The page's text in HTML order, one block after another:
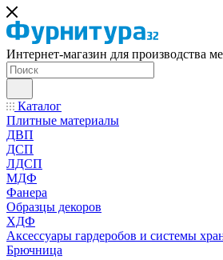
Интернет-магазин для производства
Каталог
Плитные материалы
ДВП
ДСП
ЛДСП
МДФ
Фанера
Образцы декоров
ХДФ
Аксессуары гардеробов и системы
Брючница